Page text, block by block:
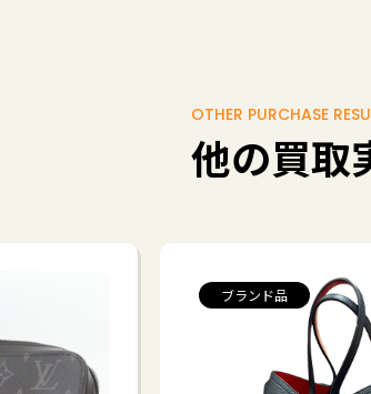
OTHER PURCHASE
他の買取
ブランド品